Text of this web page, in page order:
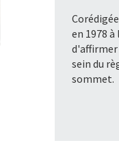
en 1978
d'affirmer
sein du
sommet.